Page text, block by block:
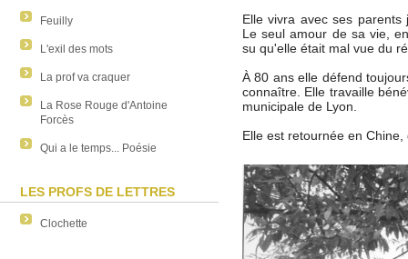
Feuilly
L'exil des mots
La prof va craquer
La Rose Rouge d'Antoine
Forcès
Qui a le temps... Poésie
LES PROFS DE LETTRES
Clochette
Elle vivra avec ses
Le seul amour de sa vie,
su qu'elle était mal vue du
À 80 ans elle défend
connaître. Elle travaille
municipale de Lyon.
Elle est retournée en